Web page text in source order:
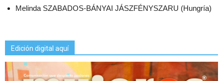
Melinda SZABADOS-BÁNYAI JÁSZFÉNYSZARU (Hungría)
Edición digital aquí